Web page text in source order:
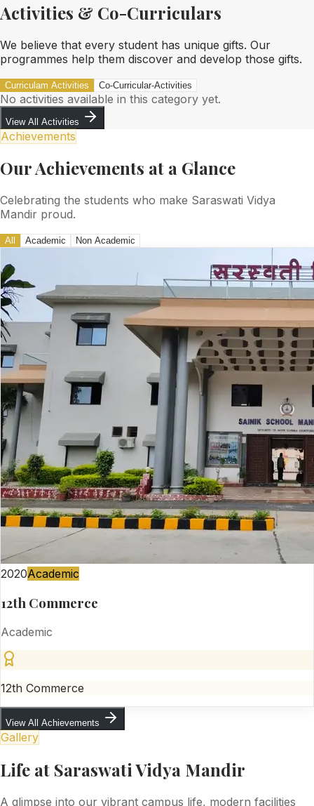
Activities & Co-Curriculars
We believe that every student has unique gifts. Our
programmes help them discover and develop those gifts.
Curriculam Activities Co-Curricular-Activities
No activities available in this category yet.
View All Activities
Achievements
Our Achievements at a Glance
Celebrating the students who make Saraswati Vidya
Mandir proud.
All Academic Non Academic
2020Academic
12th Commerce
Academic
12th Commerce
View All Achievements
Gallery
Life at Saraswati Vidya Mandir
A glimpse into our vibrant campus life, modern facilities